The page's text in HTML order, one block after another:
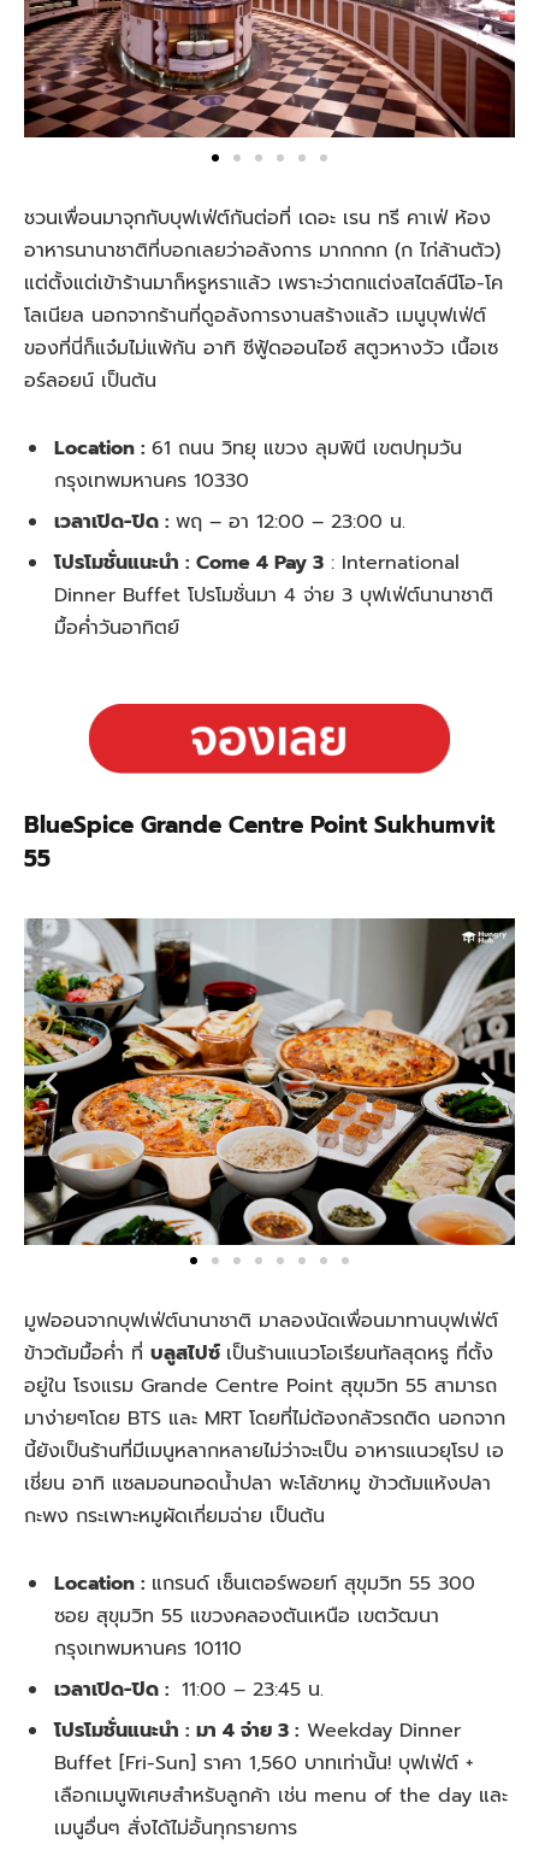
ชวนเพื่อนมาจุกกับบุฟเฟ่ต์กันต่อที่ เดอะ เรน ทรี คาเฟ่ ห้อง
อาหารนานาชาติที่บอกเลยว่าอลังการ มากกกก (ก ไก่ล้านตัว)
แต่ตั้งแต่เข้าร้านมาก็หรูหราแล้ว เพราะว่าตกแต่งสไตล์นีโอ-โค
โลเนียล นอกจากร้านที่ดูอลังการงานสร้างแล้ว เมนูบุฟเฟ่ต์
ของที่นี่ก็แจ๋มไม่แพ้กัน อาทิ ซีฟู้ดออนไอซ์ สตูวหางวัว เนื้อเซ
อร์ลอยน์ เป็นต้น
Location : 61 ถนน วิทยุ แขวง ลุมพินี เขตปทุมวัน
กรุงเทพมหานคร 10330
เวลาเปิด-ปิด : พฤ – อา 12:00 – 23:00 น.
โปรโมชั่นแนะนำ : Come 4 Pay 3 : International
Dinner Buffet โปรโมชั่นมา 4 จ่าย 3 บุฟเฟ่ต์นานาชาติ
มื้อค่ำวันอาทิตย์
BlueSpice Grande Centre Point Sukhumvit
55
มูฟออนจากบุฟเฟ่ต์นานาชาติ มาลองนัดเพื่อนมาทานบุฟเฟ่ต์
ข้าวต้มมื้อค่ำ ที่ บลูสไปซ์ เป็นร้านแนวโอเรียนทัลสุดหรู ที่ตั้ง
อยู่ใน โรงแรม Grande Centre Point สุขุมวิท 55 สามารถ
มาง่ายๆโดย BTS และ MRT โดยที่ไม่ต้องกลัวรถติด นอกจาก
นี้ยังเป็นร้านที่มีเมนูหลากหลายไม่ว่าจะเป็น อาหารแนวยุโรป เอ
เชี่ยน อาทิ แซลมอนทอดน้ำปลา พะโล้ขาหมู ข้าวต้มแห้งปลา
กะพง กระเพาะหมูผัดเกี่ยมฉ่าย เป็นต้น
Location : แกรนด์ เซ็นเตอร์พอยท์ สุขุมวิท 55 300
ซอย สุขุมวิท 55 แขวงคลองตันเหนือ เขตวัฒนา
กรุงเทพมหานคร 10110
เวลาเปิด-ปิด : 11:00 – 23:45 น.
โปรโมชั่นแนะนำ : มา 4 จ่าย 3 : Weekday Dinner
Buffet [Fri-Sun] ราคา 1,560 บาทเท่านั้น! บุฟเฟ่ต์ +
เลือกเมนูพิเศษสำหรับลูกค้า เช่น menu of the day และ
เมนูอื่นๆ สั่งได้ไม่อั้นทุกรายการ